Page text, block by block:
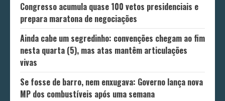
Congresso acumula quase 100 vetos presidenciais e
prepara maratona de negociações
Ainda cabe um segredinho: convenções chegam ao fim
nesta quarta (5), mas atas mantêm articulações
vivas
Se fosse de barro, nem enxugava: Governo lança nova
MP dos combustíveis após uma semana